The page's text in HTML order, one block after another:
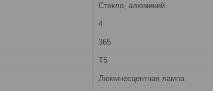
Стекло, алюминий
4
365
T5
Люминесцентная лампа